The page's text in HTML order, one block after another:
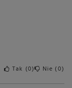
Tak 0 Nie 0